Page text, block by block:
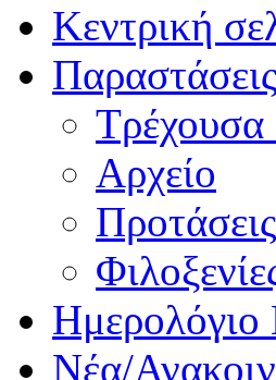
Κεντρική
Παραστάσεις
Τρέχουσα
Αρχείο
Προτάσεις
Νέα/